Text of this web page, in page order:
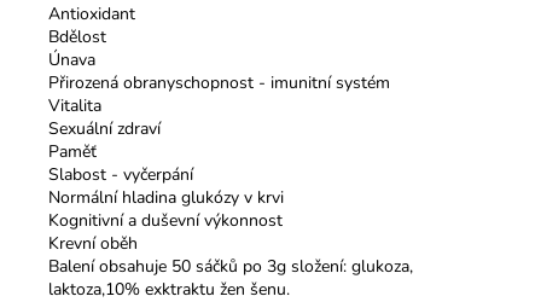
Antioxidant
Bdělost
Únava
Přirozená obranyschopnost - imunitní systém
Vitalita
Sexuální zdraví
Paměť
Slabost - vyčerpání
Normální hladina glukózy v krvi
Kognitivní a duševní výkonnost
Krevní oběh
Balení obsahuje 50 sáčků po 3g složení: glukoza,
laktoza,10% exktraktu žen šenu.